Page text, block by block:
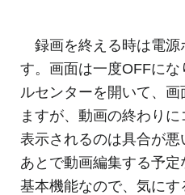
録画を終える時は電源
す。画面は一度OFFに
ルセンターを開いて、
ますが、動画の終わり
表示されるのは具合が
あとで動画編集する予
基本機能なので、気に